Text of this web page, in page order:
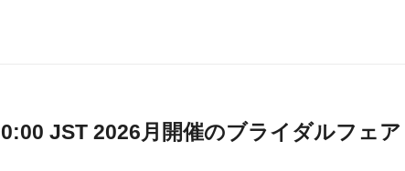
JST 2026月開催のブライダルフェア